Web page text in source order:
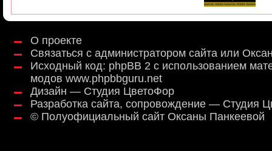
О проекте
Связаться с администратором сайта или
Исходный код: phpBB 2 с использованием
модов www.phpbbguru.net
Дизайн — Студия ЦветоФор
Разработка сайта, сопровождение — Студия
© Полуофициальный сайт Оксаны Панкеевой